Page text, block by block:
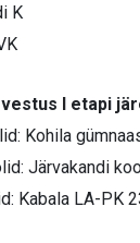
Rapla
I etapi
Kohila
Järvakandi
Kabala LA-PK